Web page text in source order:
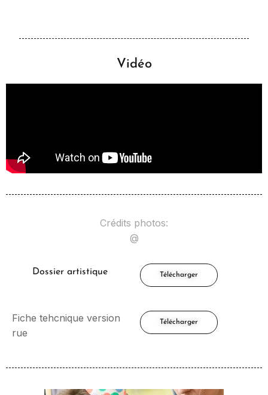
Vidéo
Crédits photos:
@
Dossier artistique Télécharger
Fiche tehcnique version
rue
Télécharger